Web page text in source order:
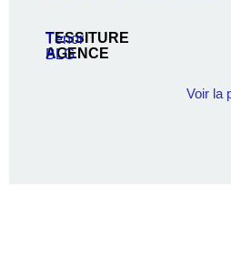
TESSITURE
Ténor
AGENCE
BLG
Voir la